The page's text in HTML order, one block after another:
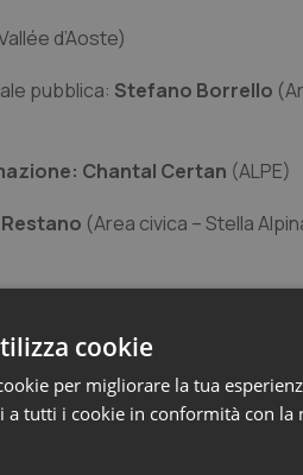
d’Aoste)
pubblica: Stefano Borrello
Chantal Certan (ALPE)
(Area civica – Stella
cookie
per migliorare la tua
a tutti i cookie in conformità con la